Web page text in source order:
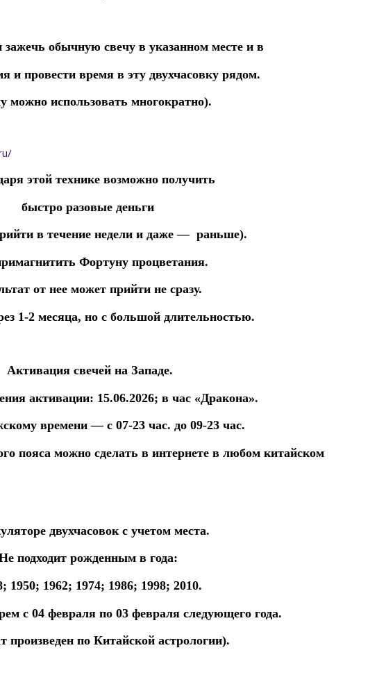
зажечь обычную свечу в указанном месте и в
и провести время в эту двухчасовку рядом.
можно использовать многократно).
этой технике возможно получить
быстро разовые деньги
в течение недели и даже — раньше).
Фортуну процветания.
от нее может прийти не сразу.
1-2 месяца, но с большой длительностью.
Активация свечей на Западе.
активации: 15.06.2026; в час «Дракона».
времени — с 07-23 час. до 09-23 час.
пояса можно сделать в интернете в любом китайском
двухчасовок с учетом места.
подходит рожденным в года:
1950; 1962; 1974; 1986; 1998; 2010.
с 04 февраля по 03 февраля следующего года.
произведен по Китайской астрологии).